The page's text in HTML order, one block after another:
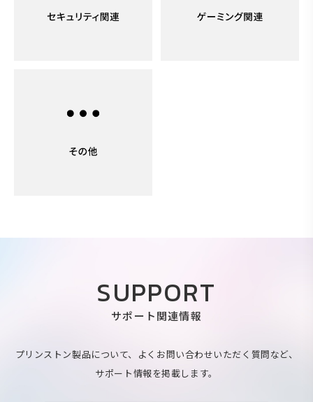
SUPPORT
サポート関連情報
プリンストン製品について、よくお問い合わせいただく質問など、
サポート情報を掲載します。